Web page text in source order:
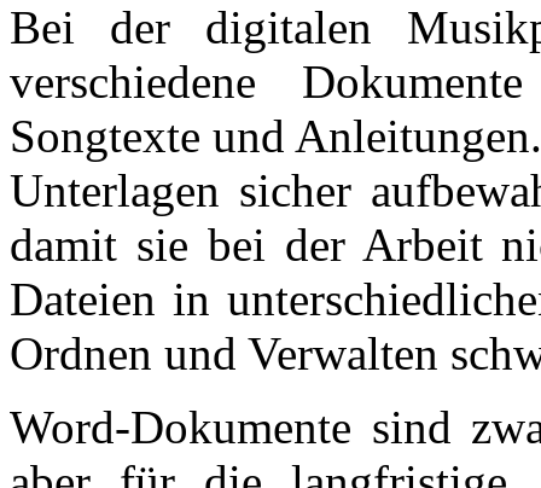
Bei der digitalen
verschiedene
Songtexte und
Unterlagen sicher
damit sie bei der Arbeit
Dateien in
Ordnen und Verwalten
Word-Dokumente sind